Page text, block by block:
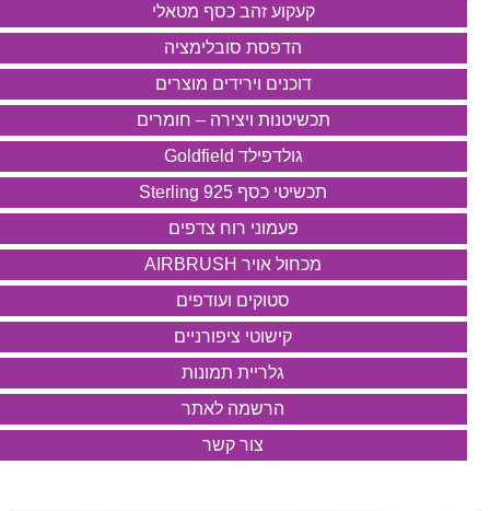
קעקוע זהב כסף מטאלי
הדפסת סובלימציה
דוכנים וירידים מוצרים
תכשיטנות ויצירה – חומרים
גולדפילד Goldfield
תכשיטי כסף 925 Sterling
פעמוני רוח צדפים
מכחול אויר AIRBRUSH
סטוקים ועודפים
קישוטי ציפורניים
גלריית תמונות
הרשמה לאתר
צור קשר